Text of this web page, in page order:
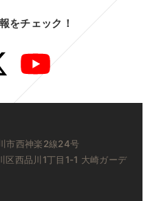
をチェック！
Twitter YouTube
西神楽2線24号
西品川1丁目1-1 大崎ガーデ